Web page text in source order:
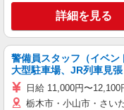
詳細を見る
警備員スタッフ（イベン
大型駐車場、JR列車見張
日給 11,000円〜12,100
栃木市・小山市・さい